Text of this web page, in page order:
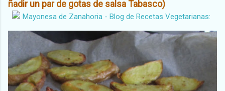
ñadir un par de gotas de salsa Tabasco)